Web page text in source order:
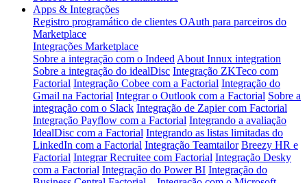
Apps & Integrações
Registro programático de clientes OAuth para parceiros do
Marketplace
Integrações Marketplace
Sobre a integração com o Indeed About Innux integration
Sobre a integração do idealDisc Integração ZKTeco com
Factorial Integração Cobee com a Factorial Integração do
Gmail na Factorial Integrar o Outlook com a Factorial Sobre a
integração com o Slack Integração de Zapier com Factorial
Integração Payflow com a Factorial Integrando a avaliação
IdealDisc com a Factorial Integrando as listas limitadas do
LinkedIn com a Factorial Integração Teamtailor Breezy HR e
Factorial Integrar Recruitee com Factorial Integração Desky
com a Factorial Integração do Power BI Integração do